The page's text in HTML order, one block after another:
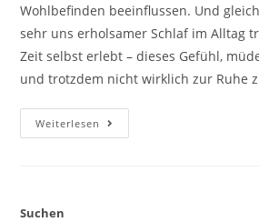
Wohlbefinden beeinflussen. Und
sehr uns erholsamer Schlaf im Alltag
Zeit selbst erlebt – dieses Gefühl,
und trotzdem nicht wirklich zur Ruhe
Weiterlesen Schlafstörungen
In
Suchen